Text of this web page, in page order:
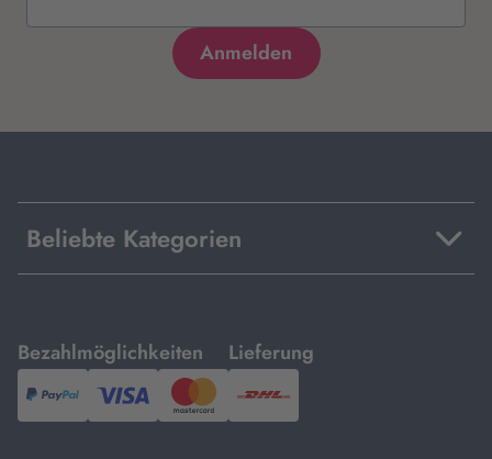
Beliebte Kategorien
Bezahlmöglichkeiten
mit
PayPal,Visa
und
Lieferung
mit
DHL.